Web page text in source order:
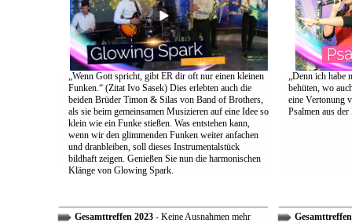
„Wenn Gott spricht, gibt ER dir oft nur einen kleinen
Funken.“ (Zitat Ivo Sasek) Dies erlebten auch die
beiden Brüder Timon & Silas von Band of Brothers,
als sie beim gemeinsamen Musizieren auf eine Idee so
klein wie ein Funke stießen. Was entstehen kann,
wenn wir den glimmenden Funken weiter anfachen
und dranbleiben, soll dieses Instrumentalstück
bildhaft zeigen. Genießen Sie nun die harmonischen
Klänge von Glowing Spark.
„Denn ich habe
behüten, wo
eine Vertonung
Psalmen aus
Gesamttreffen 2023- Keine Ausnahmen mehr